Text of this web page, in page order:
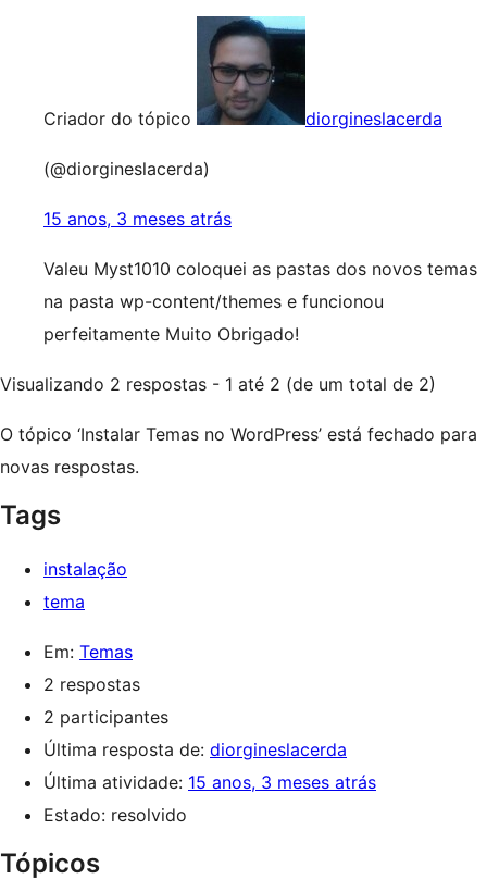
Criador do tópico diorgineslacerda
(@diorgineslacerda)
15 anos, 3 meses atrás
Valeu Myst1010 coloquei as pastas dos novos temas
na pasta wp-content/themes e funcionou
perfeitamente Muito Obrigado!
Visualizando 2 respostas - 1 até 2 (de um total de 2)
O tópico ‘Instalar Temas no WordPress’ está fechado para
novas respostas.
Tags
instalação
tema
Em: Temas
2 respostas
2 participantes
Última resposta de: diorgineslacerda
Última atividade: 15 anos, 3 meses atrás
Estado: resolvido
Tópicos